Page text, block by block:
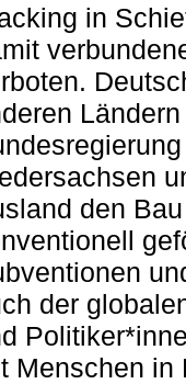
in
den
der
Menschen in